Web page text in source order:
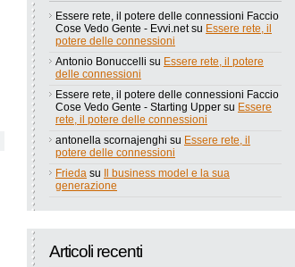
Essere rete, il potere delle connessioni Faccio
Cose Vedo Gente - Evvi.netsu Essere rete, il
potere delle connessioni
Antonio Bonuccelli su Essere rete, il potere
delle connessioni
Essere rete, il potere delle connessioni Faccio
Cose Vedo Gente - Starting Upper su Essere
rete, il potere delle connessioni
antonella scornajenghi su Essere rete, il
potere delle connessioni
Frieda su
Il business model e la sua
generazione
Articoli recenti